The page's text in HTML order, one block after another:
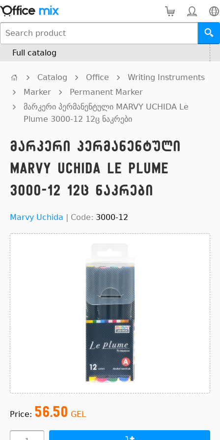
Full catalog
Catalog Office
Writing Instruments
Marker
Permanent Marker
მარკერი პერმანენტული MARVY UCHIDA Le
Plume 3000-12 12ც ნაკრები
მარკერი პერმანენტული
MARVY UCHIDA Le Plume
3000-12 12ც ნაკრები
Marvy Uchida | Code: 3000-12
Price: 56.50 GEL